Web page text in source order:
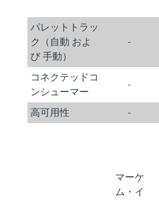
パレットトラッ
ク（自動 およ
び 手動）
-
コネクテッドコ
ンシューマー
-
高可用性
-
マーケ
ム・イ